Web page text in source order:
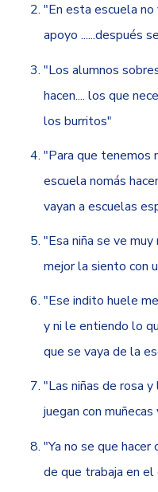
"En esta escuela
apoyo ......después
"Los alumnos
hacen.... los que
los burritos"
"Para que tenemos
escuela nomás
vayan a escuelas
"Esa niña se ve muy
mejor la siento con
"Ese indito huele
y ni le entiendo lo
que se vaya de la
"Las niñas de rosa
juegan con
"Ya no se que
de que trabaja en el